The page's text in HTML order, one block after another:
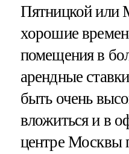
Пятницкой или
хорошие
помещения в
арендные
быть очень
вложиться и в
центре Москвы